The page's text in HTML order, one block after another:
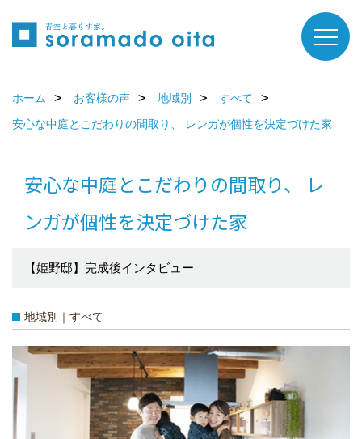
ホーム お客様の声 地域別
すべて
安心な中庭とこだわりの間取り、 レンガが個性を決定づけた家
安心な中庭とこだわりの間取り、 レ
ンガが個性を決定づけた家
【姫野邸】完成後インタビュー
地域別｜すべて